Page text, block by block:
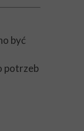
być
potrzeb